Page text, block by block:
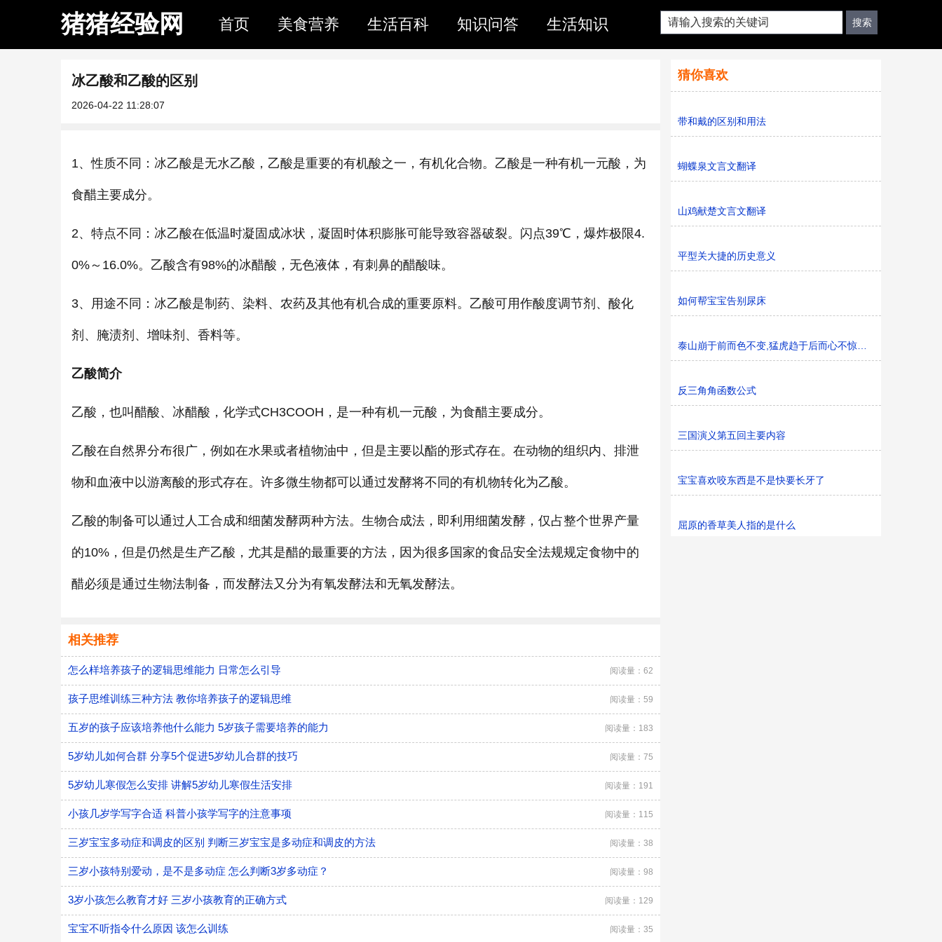
猪猪经验网 首页 美食营养 生活百科 知识问答 生活知识
冰乙酸和乙酸的区别
2026-04-22 11:28:07
1、性质不同：冰乙酸是无水乙酸，乙酸是重要的有机酸之一，有机化合物。乙酸是一种有机一元酸，为
食醋主要成分。
2、特点不同：冰乙酸在低温时凝固成冰状，凝固时体积膨胀可能导致容器破裂。闪点39℃，爆炸极限4.
0%～16.0%。乙酸含有98%的冰醋酸，无色液体，有刺鼻的醋酸味。
3、用途不同：冰乙酸是制药、染料、农药及其他有机合成的重要原料。乙酸可用作酸度调节剂、酸化
剂、腌渍剂、增味剂、香料等。
乙酸简介
乙酸，也叫醋酸、冰醋酸，化学式CH3COOH，是一种有机一元酸，为食醋主要成分。
乙酸在自然界分布很广，例如在水果或者植物油中，但是主要以酯的形式存在。在动物的组织内、排泄
物和血液中以游离酸的形式存在。许多微生物都可以通过发酵将不同的有机物转化为乙酸。
乙酸的制备可以通过人工合成和细菌发酵两种方法。生物合成法，即利用细菌发酵，仅占整个世界产量
的10%，但是仍然是生产乙酸，尤其是醋的最重要的方法，因为很多国家的食品安全法规规定食物中的
醋必须是通过生物法制备，而发酵法又分为有氧发酵法和无氧发酵法。
相关推荐
怎么样培养孩子的逻辑思维能力 日常怎么引导 阅读量：62
孩子思维训练三种方法 教你培养孩子的逻辑思维 阅读量：59
五岁的孩子应该培养他什么能力 5岁孩子需要培养的能力 阅读量：183
5岁幼儿如何合群 分享5个促进5岁幼儿合群的技巧 阅读量：75
5岁幼儿寒假怎么安排 讲解5岁幼儿寒假生活安排 阅读量：191
小孩几岁学写字合适 科普小孩学写字的注意事项 阅读量：115
三岁宝宝多动症和调皮的区别 判断三岁宝宝是多动症和调皮的方法 阅读量：38
三岁小孩特别爱动，是不是多动症 怎么判断3岁多动症？ 阅读量：98
3岁小孩怎么教育才好 三岁小孩教育的正确方式 阅读量：129
宝宝不听指令什么原因 该怎么训练 阅读量：35
猜你喜欢
带和戴的区别和用法
蝴蝶泉文言文翻译
山鸡献楚文言文翻译
平型关大捷的历史意义
如何帮宝宝告别尿床
泰山崩于前而色不变,猛虎趋于后而心不惊意思
反三角角函数公式
三国演义第五回主要内容
宝宝喜欢咬东西是不是快要长牙了
屈原的香草美人指的是什么